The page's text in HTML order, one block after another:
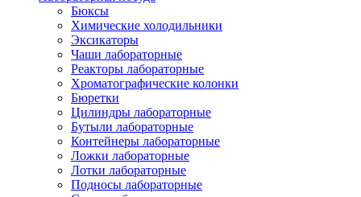
Бюксы
Химические холодильники
Эксикаторы
Чаши лабораторные
Реакторы лабораторные
Хроматографические колонки
Бюретки
Цилиндры лабораторные
Бутыли лабораторные
Контейнеры лабораторные
Ложки лабораторные
Лотки лабораторные
Подносы лабораторные